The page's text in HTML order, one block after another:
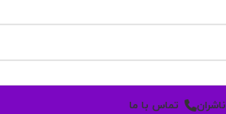
ناشران تماس با ما